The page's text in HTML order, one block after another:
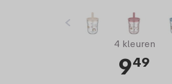
4 kleuren
949